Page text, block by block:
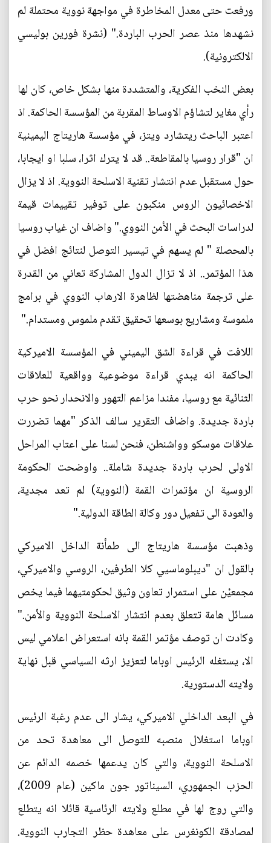
ورفعت حتى معدل المخاطرة في مواجهة نووية محتملة لم
نشهدها منذ عصر الحرب الباردة." (نشرة فورين بوليسي
الالكترونية).
بعض النخب الفكرية، والمتشددة منها بشكل خاص، كان لها
رأي مغاير لتشاؤم الاوساط المقربة من المؤسسة الحاكمة. اذ
اعتبر الباحث ريتشارد ويتز، في مؤسسة هاريتاج اليمينية
ان "قرار روسيا بالمقاطعة.. قد لا يترك اثرا، سلبا او ايجابا،
حول مستقبل عدم انتشار تقنية الاسلحة النووية. اذ لا يزال
الاخصائيون الروس منكبون على توفير تقييمات قيمة
لدراسات البحث في الأمن النووي." واضاف ان غياب روسيا
بالمحصلة " لم يسهم في تيسير التوصل لنتائج افضل في
هذا المؤتمر.. اذ لا تزال الدول المشاركة تعاني من القدرة
على ترجمة مناهضتها لظاهرة الارهاب النووي في برامج
ملموسة ومشاريع بوسعها تحقيق تقدم ملموس ومستدام."
اللافت في قراءة الشق اليميني في المؤسسة الاميركية
الحاكمة انه يبدي قراءة موضوعية وواقعية للعلاقات
الثنائية مع روسيا، مفندا مزاعم التهور والانحدار نحو حرب
باردة جديدة. واضاف التقرير سالف الذكر "مهما تضررت
علاقات موسكو وواشنطن، فنحن لسنا على اعتاب المراحل
الاولى لحرب باردة جديدة شاملة.. واوضحت الحكومة
الروسية ان مؤتمرات القمة (النووية) لم تعد مجدية،
والعودة الى تفعيل دور وكالة الطاقة الدولية."
وذهبت مؤسسة هاريتاج الى طمأنة الداخل الاميركي
بالقول ان "ديبلوماسيي كلا الطرفين، الروسي والاميركي،
مجمعيْن على استمرار تعاون وثيق لحكومتيهما فيما يخص
مسائل هامة تتعلق بعدم انتشار الاسلحة النووية والأمن."
وكادت ان توصف مؤتمر القمة بانه استعراض اعلامي ليس
الا، يستغله الرئيس اوباما لتعزيز ارثه السياسي قبل نهاية
ولايته الدستورية.
في البعد الداخلي الاميركي، يشار الى عدم رغبة الرئيس
اوباما استغلال منصبه للتوصل الى معاهدة تحد من
الاسلحة النووية، والتي كان يدعمها خصمه الدائم عن
الحزب الجمهوري، السيناتور جون ماكين (عام 2009)،
والتي روج لها في مطلع ولايته الرئاسية قائلا انه يتطلع
لمصادقة الكونغرس على معاهدة حظر التجارب النووية.